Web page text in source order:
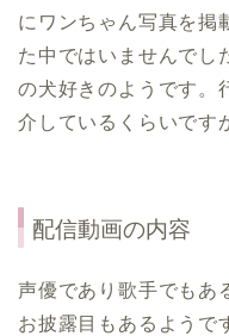
にワンちゃん写真を掲
た中ではいませんでし
の犬好きのようです。
介しているくらいです
配信動画の内容
声優であり歌手でもあ
お披露目もあるようで